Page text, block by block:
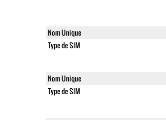
Nom Unique
Type de SIM
Nom Unique
Type de SIM